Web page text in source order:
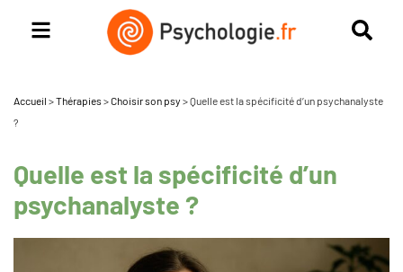
Accueil >Thérapies >Choisir son psy >Quelle est la spécificité d’un psychanalyste
?
Quelle est la spécificité d’un
psychanalyste ?